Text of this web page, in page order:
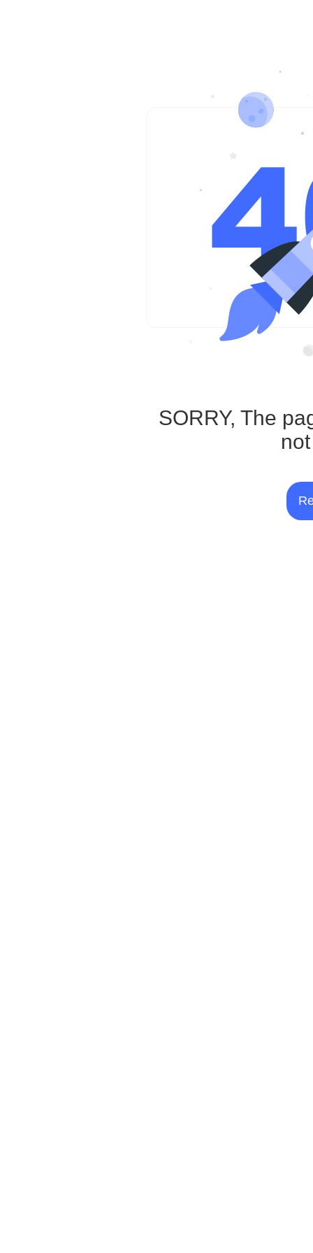
SORRY, The